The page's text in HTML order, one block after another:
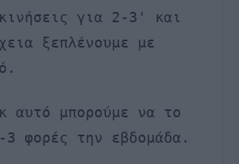
για 2-3' και
ξεπλένουμε με
αυτό μπορούμε να το
3 φορές την εβδομάδα.